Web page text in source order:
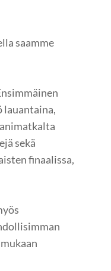
saamme
lauantaina,
sekä
finaalissa,